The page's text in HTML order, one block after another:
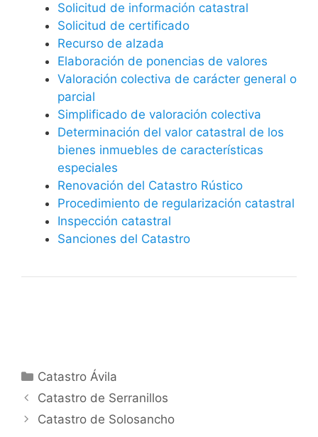
Solicitud de información catastral
Solicitud de certificado
Recurso de alzada
Elaboración de ponencias de valores
Valoración colectiva de carácter general o
parcial
Simplificado de valoración colectiva
Determinación del valor catastral de los
bienes inmuebles de características
especiales
Renovación del Catastro Rústico
Procedimiento de regularización catastral
Inspección catastral
Sanciones del Catastro
Categorías
Catastro Ávila
Catastro de Serranillos
Catastro de Solosancho